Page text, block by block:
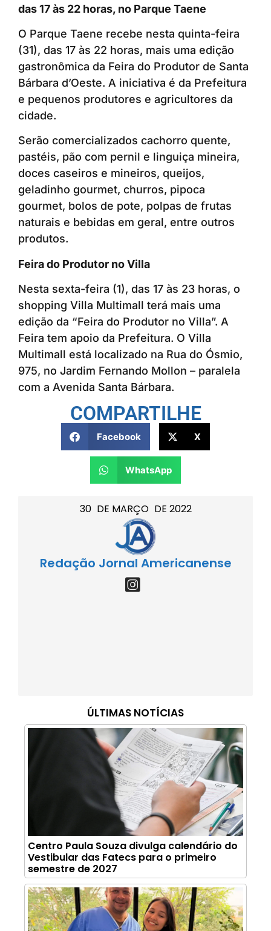
30 DE MARÇO DE 2022
Redação Jornal Americanense
ÚLTIMAS NOTÍCIAS
Centro Paula Souza divulga calendário do
Vestibular das Fatecs para o primeiro
semestre de 2027
das 17 às 22 horas, no Parque Taene
O Parque Taene recebe nesta quinta-feira
(31), das 17 às 22 horas, mais uma edição
gastronômica da Feira do Produtor de Santa
Bárbara d’Oeste. A iniciativa é da Prefeitura
e pequenos produtores e agricultores da
cidade.
Serão comercializados cachorro quente,
pastéis, pão com pernil e linguiça mineira,
doces caseiros e mineiros, queijos,
geladinho gourmet, churros, pipoca
gourmet, bolos de pote, polpas de frutas
naturais e bebidas em geral, entre outros
produtos.
Feira do Produtor no Villa
Nesta sexta-feira (1), das 17 às 23 horas, o
shopping Villa Multimall terá mais uma
edição da “Feira do Produtor no Villa”. A
Feira tem apoio da Prefeitura. O Villa
Multimall está localizado na Rua do Ósmio,
975, no Jardim Fernando Mollon – paralela
com a Avenida Santa Bárbara.
COMPARTILHE
Facebook X
WhatsApp